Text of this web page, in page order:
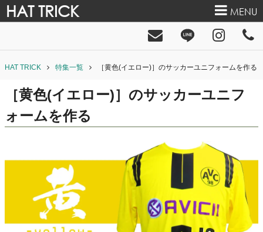
HAT TRICK MENU
HAT TRICK 特集一覧 ［黄色(イエロー)］のサッカーユニフォームを作る
［黄色(イエロー)］のサッカーユニフ
ォームを作る